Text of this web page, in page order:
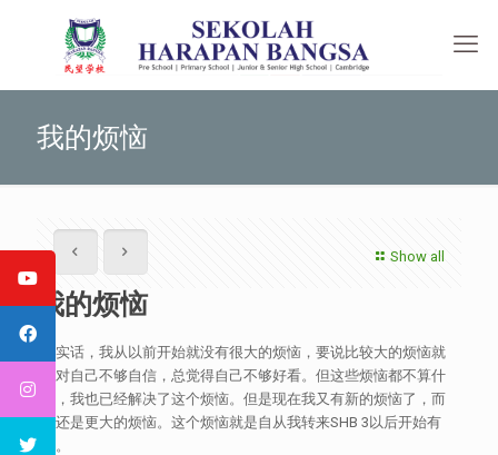
我的烦恼
Show all
我的烦恼
说实话，我从以前开始就没有很大的烦恼，要说比较大的烦恼就
是对自己不够自信，总觉得自己不够好看。但这些烦恼都不算什
么，我也已经解决了这个烦恼。但是现在我又有新的烦恼了，而
且还是更大的烦恼。这个烦恼就是自从我转来SHB 3以后开始有
的。